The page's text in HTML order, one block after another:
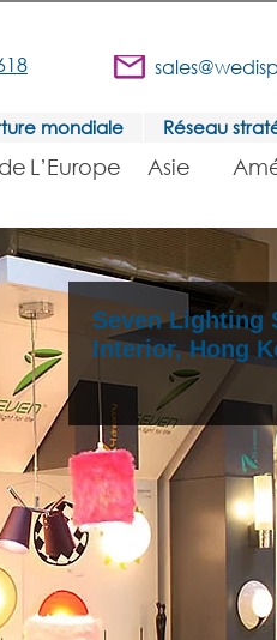
mondiale Réseau
L’Europe Asie
Seven Lighting
Interior, Hong